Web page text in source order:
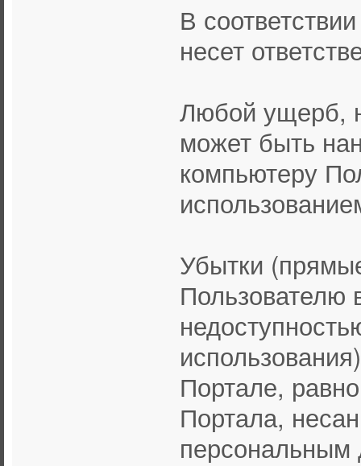
В
несет
Любой ущерб,
может быть
компьютеру
Убытки
Пользователю
Портале,
Портала,
персональным